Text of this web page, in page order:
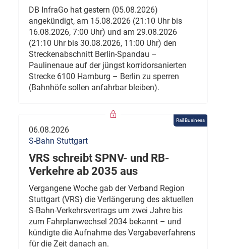
DB InfraGo hat gestern (05.08.2026)
angekündigt, am 15.08.2026 (21:10 Uhr bis
16.08.2026, 7:00 Uhr) und am 29.08.2026
(21:10 Uhr bis 30.08.2026, 11:00 Uhr) den
Streckenabschnitt Berlin-Spandau –
Paulinenaue auf der jüngst korridorsanierten
Strecke 6100 Hamburg – Berlin zu sperren
(Bahnhöfe sollen anfahrbar bleiben).
Rail Business
06.08.2026
S-Bahn Stuttgart
VRS schreibt SPNV- und RB-
Verkehre ab 2035 aus
Vergangene Woche gab der Verband Region
Stuttgart (VRS) die Verlängerung des aktuellen
S-Bahn-Verkehrsvertrags um zwei Jahre bis
zum Fahrplanwechsel 2034 bekannt – und
kündigte die Aufnahme des Vergabeverfahrens
für die Zeit danach an.